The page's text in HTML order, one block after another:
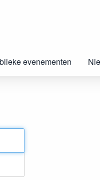
evenementen